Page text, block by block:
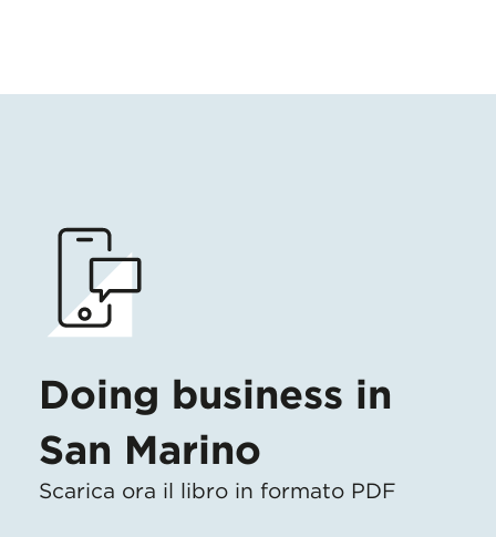
Doing business in
San Marino
Scarica ora il libro in formato PDF